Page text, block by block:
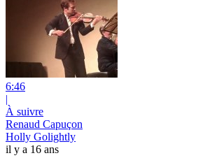
6:46
|
À suivre
Renaud Capuçon
Holly Golightly
il y a 16 ans